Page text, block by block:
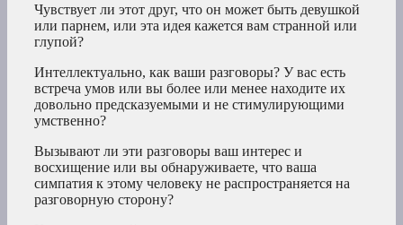
Чувствует ли этот друг, что он может быть девушкой
или парнем, или эта идея кажется вам странной или
глупой?
Интеллектуально, как ваши разговоры? У вас есть
встреча умов или вы более или менее находите их
довольно предсказуемыми и не стимулирующими
умственно?
Вызывают ли эти разговоры ваш интерес и
восхищение или вы обнаруживаете, что ваша
симпатия к этому человеку не распространяется на
разговорную сторону?